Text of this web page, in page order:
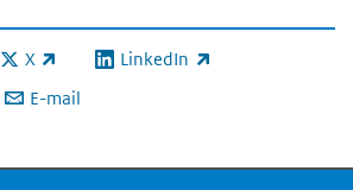
X
(externe link) LinkedIn
(externe link)
E-mail